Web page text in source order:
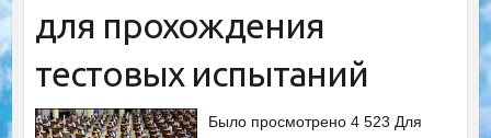
для прохождения
тестовых испытаний
Было просмотрено 4 523 Для